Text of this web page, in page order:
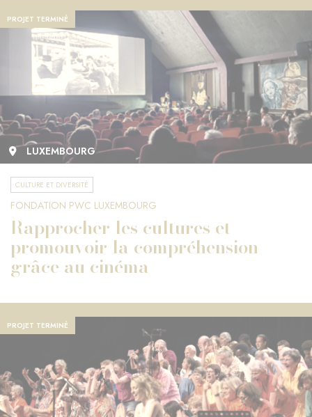
PROJET TERMINÉ
LUXEMBOURG
CULTURE ET DIVERSITÉ
FONDATION PWC LUXEMBOURG
Rapprocher les cultures et
promouvoir la compréhension
grâce au cinéma
PROJET TERMINÉ